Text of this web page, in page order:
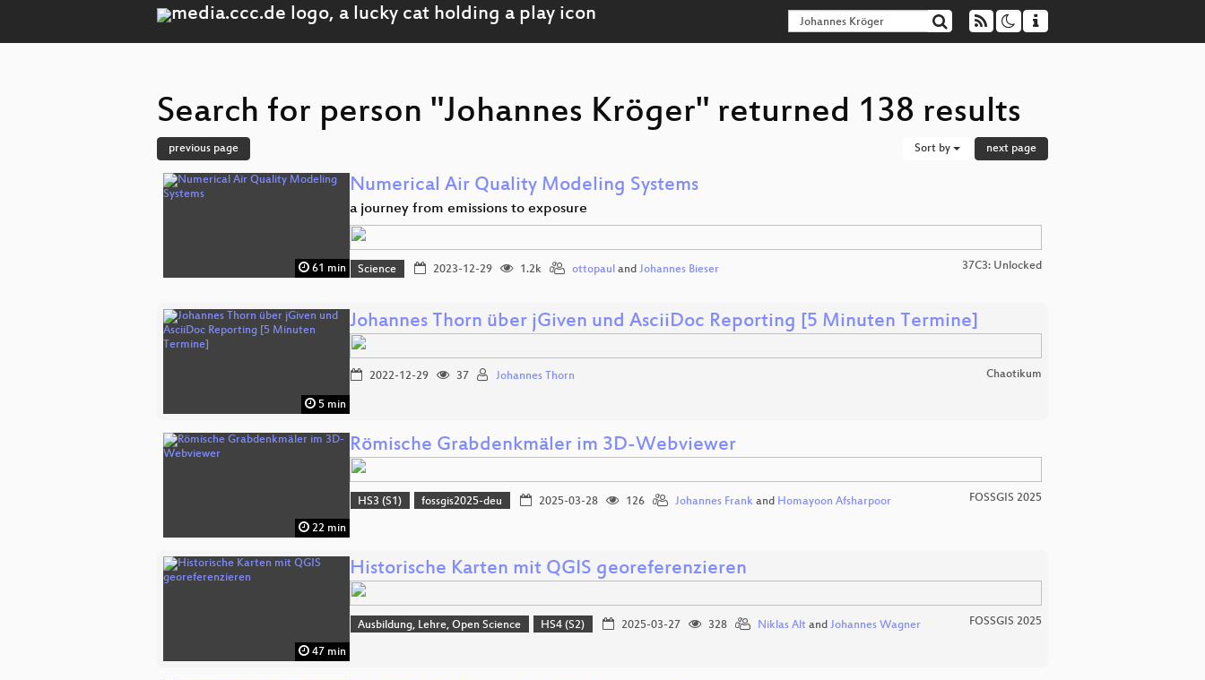
Search for person "Johannes Kröger" returned 138 results
previous page Sort by next page
61 min
Numerical Air Quality Modeling Systems
a journey from emissions to exposure
Science 2023-12-29 1.2k ottopauland Johannes Bieser 37C3: Unlocked
5 min
Johannes Thorn über jGiven und AsciiDoc Reporting [5 Minuten Termine]
2022-12-29 37 Johannes Thorn Chaotikum
22 min
Römische Grabdenkmäler im 3D-Webviewer
HS3 (S1) fossgis2025-deu 2025-03-28 126 Johannes Frankand Homayoon Afsharpoor FOSSGIS 2025
47 min
Historische Karten mit QGIS georeferenzieren
Ausbildung, Lehre, Open Science HS4 (S2) 2025-03-27 328 Niklas Altand Johannes Wagner FOSSGIS 2025